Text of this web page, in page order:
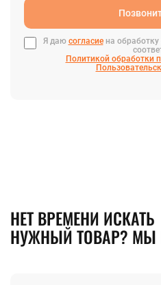
Я даю согласиена обработку
Политикой обработки
НЕТ ВРЕМЕНИ ИСКАТЬ
НУЖНЫЙ ТОВАР?